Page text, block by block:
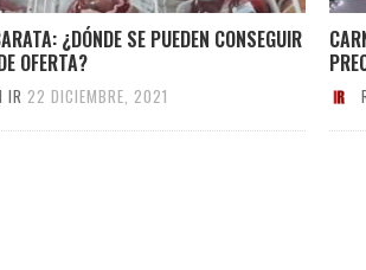
¿DÓNDE SE PUEDEN CONSEGUIR
OFERTA?
IR 22 DICIEMBRE, 2021